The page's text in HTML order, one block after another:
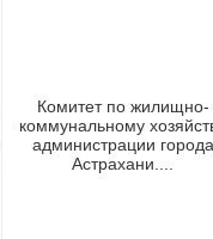
Комитет по жилищно-
коммунальному
администрации города
Астрахани....